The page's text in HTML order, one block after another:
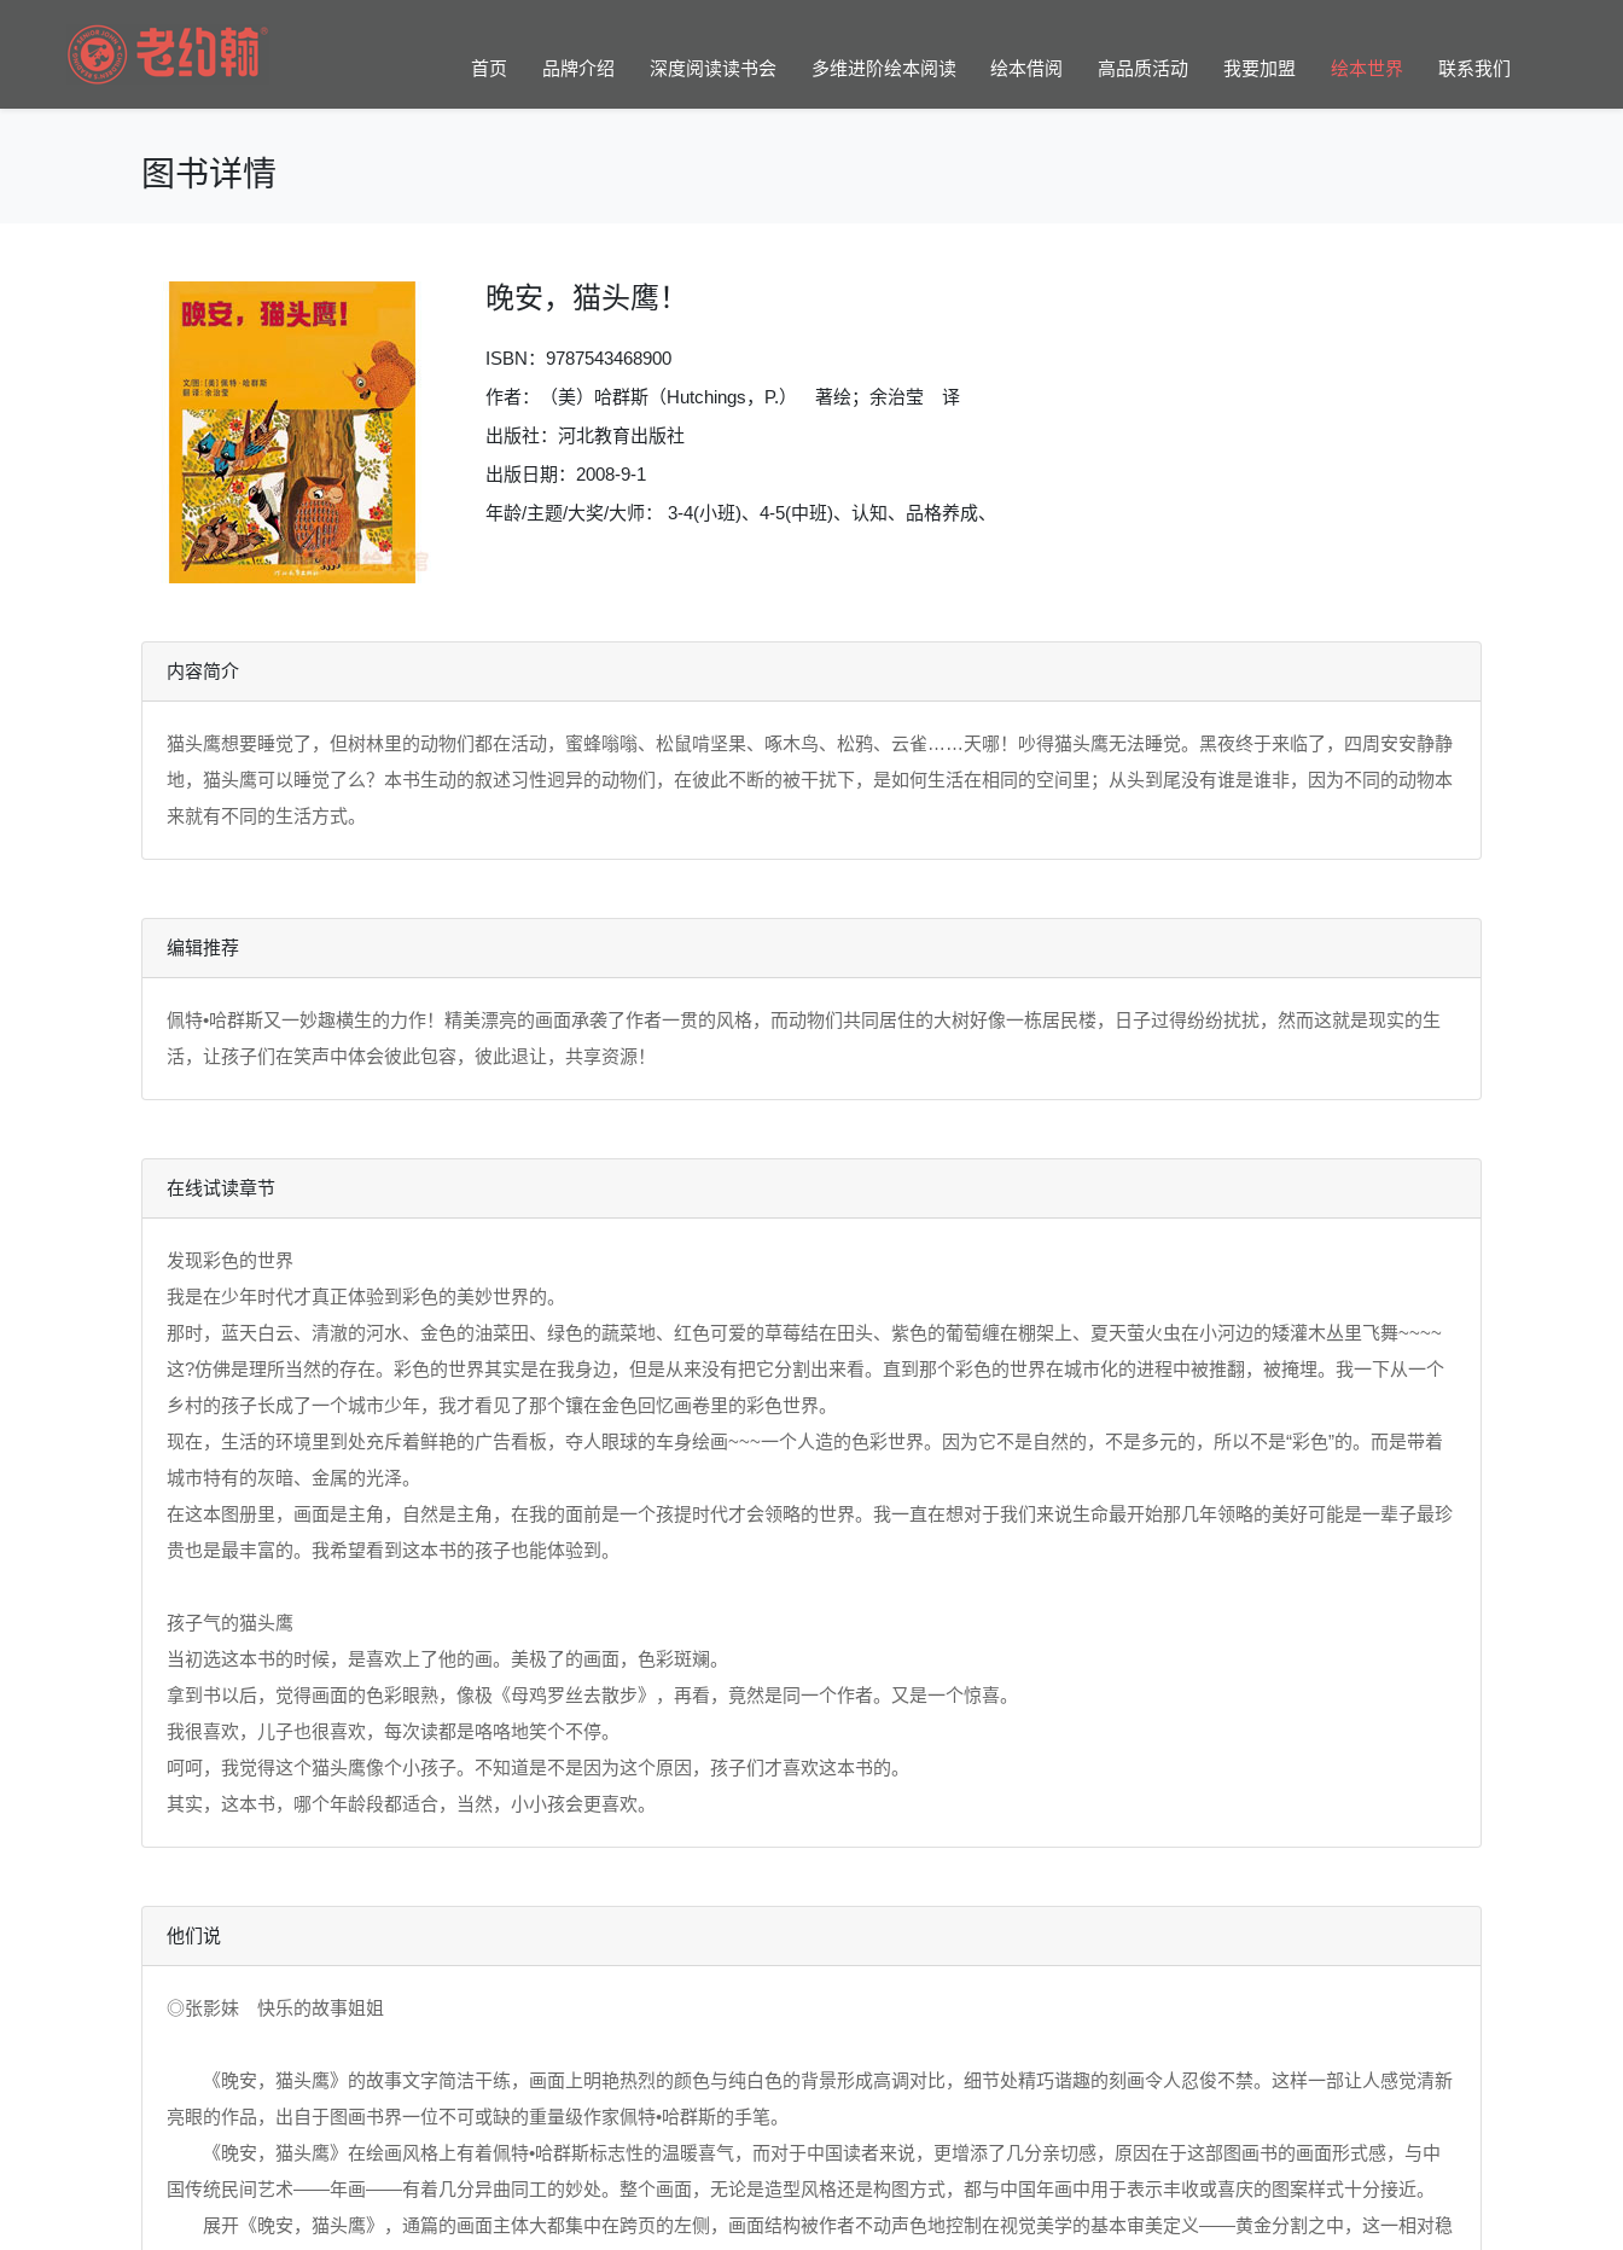
首页 品牌介绍 深度阅读读书会 多维进阶绘本阅读 绘本借阅 高品质活动 我要加盟 绘本世界 联系我们
图书详情
晚安，猫头鹰！
ISBN： 9787543468900
作者：（美）哈群斯（Hutchings，P.） 著绘；余治莹 译
出版社：河北教育出版社
出版日期：2008-9-1
年龄/主题/大奖/大师： 3-4(小班)、4-5(中班)、认知、品格养成、
内容简介
猫头鹰想要睡觉了，但树林里的动物们都在活动，蜜蜂嗡嗡、松鼠啃坚果、啄木鸟、松鸦、云雀……天哪！吵得猫头鹰无法睡觉。黑夜终于来临了，四周安安静静
地，猫头鹰可以睡觉了么？本书生动的叙述习性迥异的动物们，在彼此不断的被干扰下，是如何生活在相同的空间里；从头到尾没有谁是谁非，因为不同的动物本
来就有不同的生活方式。
编辑推荐
佩特•哈群斯又一妙趣横生的力作！精美漂亮的画面承袭了作者一贯的风格，而动物们共同居住的大树好像一栋居民楼，日子过得纷纷扰扰，然而这就是现实的生
活，让孩子们在笑声中体会彼此包容，彼此退让，共享资源！
在线试读章节
发现彩色的世界
我是在少年时代才真正体验到彩色的美妙世界的。
那时，蓝天白云、清澈的河水、金色的油菜田、绿色的蔬菜地、红色可爱的草莓结在田头、紫色的葡萄缠在棚架上、夏天萤火虫在小河边的矮灌木丛里飞舞~~~~
这?仿佛是理所当然的存在。彩色的世界其实是在我身边，但是从来没有把它分割出来看。直到那个彩色的世界在城市化的进程中被推翻，被掩埋。我一下从一个
乡村的孩子长成了一个城市少年，我才看见了那个镶在金色回忆画卷里的彩色世界。
现在，生活的环境里到处充斥着鲜艳的广告看板，夺人眼球的车身绘画~~~一个人造的色彩世界。因为它不是自然的，不是多元的，所以不是“彩色”的。而是带着
城市特有的灰暗、金属的光泽。
在这本图册里，画面是主角，自然是主角，在我的面前是一个孩提时代才会领略的世界。我一直在想对于我们来说生命最开始那几年领略的美好可能是一辈子最珍
贵也是最丰富的。我希望看到这本书的孩子也能体验到。
孩子气的猫头鹰
当初选这本书的时候，是喜欢上了他的画。美极了的画面，色彩斑斓。
拿到书以后，觉得画面的色彩眼熟，像极《母鸡罗丝去散步》，再看，竟然是同一个作者。又是一个惊喜。
我很喜欢，儿子也很喜欢，每次读都是咯咯地笑个不停。
呵呵，我觉得这个猫头鹰像个小孩子。不知道是不是因为这个原因，孩子们才喜欢这本书的。
其实，这本书，哪个年龄段都适合，当然，小小孩会更喜欢。
他们说
◎张影妹 快乐的故事姐姐
《晚安，猫头鹰》的故事文字简洁干练，画面上明艳热烈的颜色与纯白色的背景形成高调对比，细节处精巧谐趣的刻画令人忍俊不禁。这样一部让人感觉清新
亮眼的作品，出自于图画书界一位不可或缺的重量级作家佩特•哈群斯的手笔。
《晚安，猫头鹰》在绘画风格上有着佩特•哈群斯标志性的温暖喜气，而对于中国读者来说，更增添了几分亲切感，原因在于这部图画书的画面形式感，与中
国传统民间艺术——年画——有着几分异曲同工的妙处。整个画面，无论是造型风格还是构图方式，都与中国年画中用于表示丰收或喜庆的图案样式十分接近。
展开《晚安，猫头鹰》，通篇的画面主体大都集中在跨页的左侧，画面结构被作者不动声色地控制在视觉美学的基本审美定义——黄金分割之中，这一相对稳